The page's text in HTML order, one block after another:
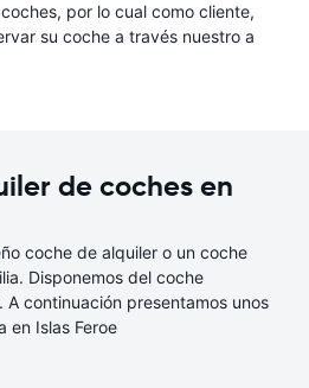
por lo cual como cliente,
su coche a través nuestro a
de coches en
coche de alquiler o un coche
Disponemos del coche
continuación presentamos unos
en Islas Feroe